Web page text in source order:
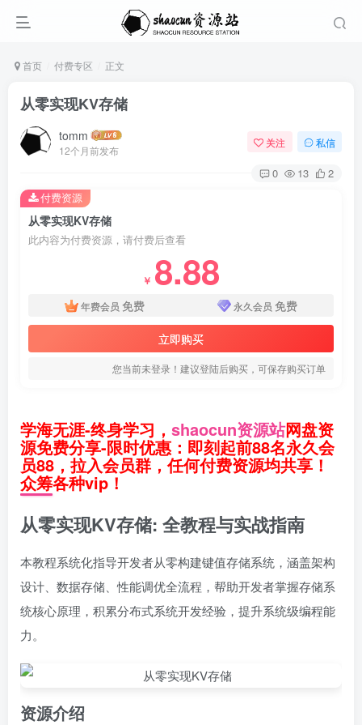
首页 付费专区 正文
从零实现KV存储
tomm
12个月前发布
关注 私信
0 13 2
从零实现KV存储
此内容为付费资源，请付费后查看
￥ 8.88
年费会员 免费 永久会员 免费
立即购买
您当前未登录！建议登陆后购买，可保存购买订单
付费资源
学海无涯-终身学习， shaocun资源站网盘资
源免费分享-限时优惠：即刻起前88名永久会
员88，拉入会员群，任何付费资源均共享！
众筹各种vip！
从零实现KV存储: 全教程与实战指南
本教程系统化指导开发者从零构建键值存储系统，涵盖架构
设计、数据存储、性能调优全流程，帮助开发者掌握存储系
统核心原理，积累分布式系统开发经验，提升系统级编程能
力。
资源介绍